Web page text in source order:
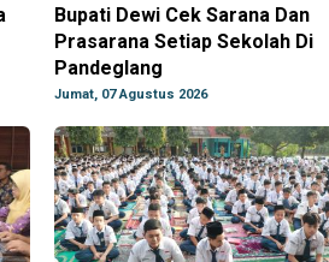
Bupati Dewi Cek Sarana Dan
Prasarana Setiap Sekolah Di
Pandeglang
Jumat, 07 Agustus 2026